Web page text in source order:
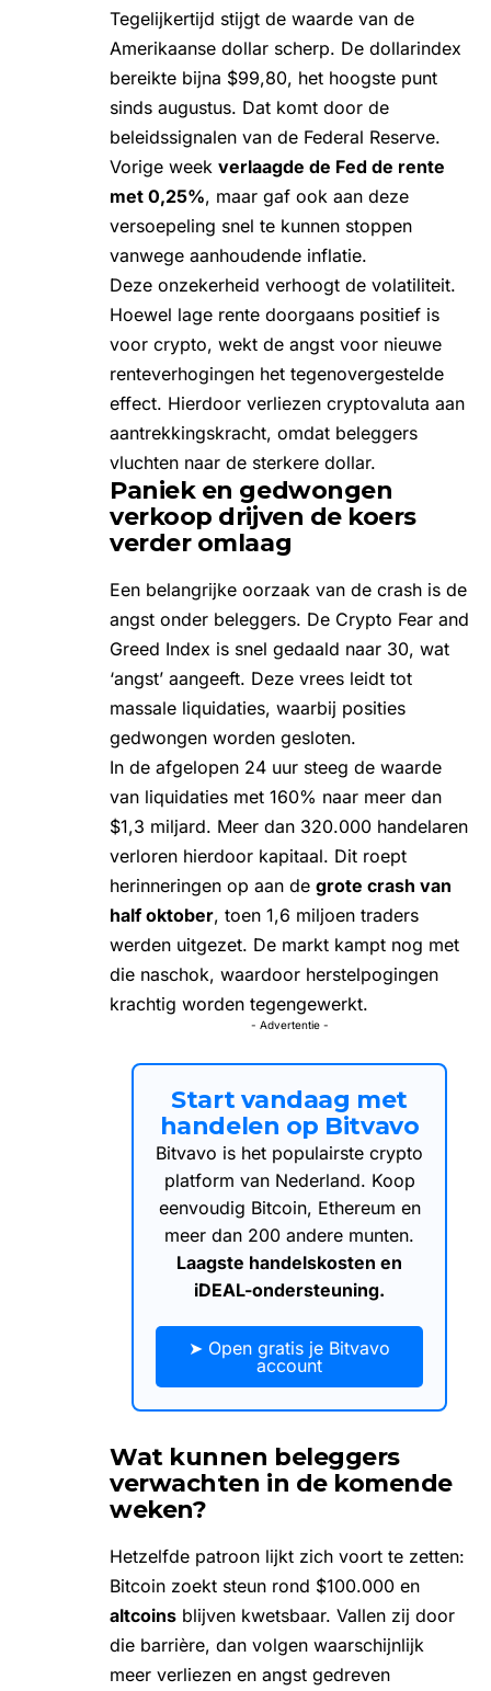
Tegelijkertijd stijgt de waarde van de
Amerikaanse dollar scherp. De dollarindex
bereikte bijna $99,80, het hoogste punt
sinds augustus. Dat komt door de
beleidssignalen van de Federal Reserve.
Vorige week verlaagde de Fed de rente
met 0,25%, maar gaf ook aan deze
versoepeling snel te kunnen stoppen
vanwege aanhoudende inflatie.
Deze onzekerheid verhoogt de volatiliteit.
Hoewel lage rente doorgaans positief is
voor crypto, wekt de angst voor nieuwe
renteverhogingen het tegenovergestelde
effect. Hierdoor verliezen cryptovaluta aan
aantrekkingskracht, omdat beleggers
vluchten naar de sterkere dollar.
Paniek en gedwongen
verkoop drijven de koers
verder omlaag
Een belangrijke oorzaak van de crash is de
angst onder beleggers. De Crypto Fear and
Greed Index is snel gedaald naar 30, wat
‘angst’ aangeeft. Deze vrees leidt tot
massale liquidaties, waarbij posities
gedwongen worden gesloten.
In de afgelopen 24 uur steeg de waarde
van liquidaties met 160% naar meer dan
$1,3 miljard. Meer dan 320.000 handelaren
verloren hierdoor kapitaal. Dit roept
herinneringen op aan de grote crash van
half oktober, toen 1,6 miljoen traders
werden uitgezet. De markt kampt nog met
die naschok, waardoor herstelpogingen
krachtig worden tegengewerkt.
- Advertentie -
Start vandaag met
handelen op Bitvavo
Bitvavo is het populairste crypto
platform van Nederland. Koop
eenvoudig Bitcoin, Ethereum en
meer dan 200 andere munten.
Laagste handelskosten en
iDEAL-ondersteuning.
➤ Open gratis je Bitvavo
account
Wat kunnen beleggers
verwachten in de komende
weken?
Hetzelfde patroon lijkt zich voort te zetten:
Bitcoin zoekt steun rond $100.000 en
altcoins blijven kwetsbaar. Vallen zij door
die barrière, dan volgen waarschijnlijk
meer verliezen en angst gedreven